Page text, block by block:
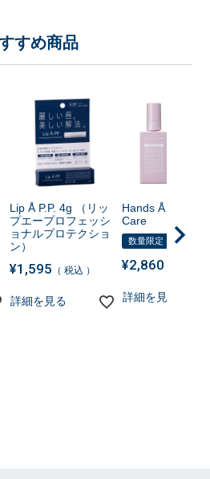
すめ商品
Lip Å P.P. 4g （リッ
プエープロフェッシ
ョナルプロテクショ
ン）
¥1,595 税込
詳細を見る
Hands Å P.P.
Care
数量限定
¥2,860
詳細を見る